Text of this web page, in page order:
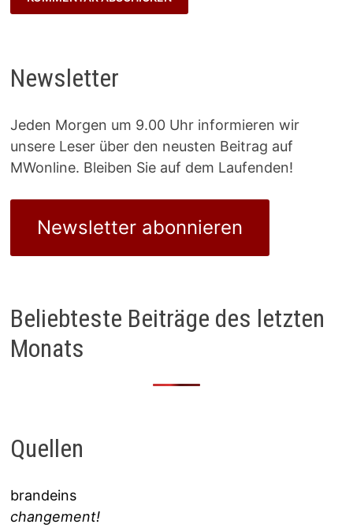
Newsletter
Jeden Morgen um 9.00 Uhr informieren wir
unsere Leser über den neusten Beitrag auf
MWonline. Bleiben Sie auf dem Laufenden!
Newsletter abonnieren
Beliebteste Beiträge des letzten
Monats
Quellen
brandeins
changement!